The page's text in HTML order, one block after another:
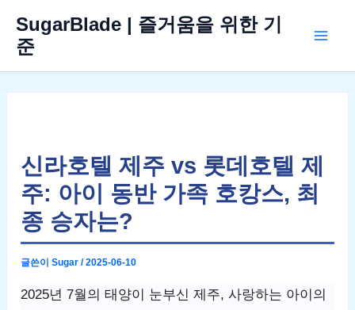
SugarBlade | 즐거움을 위한 기
준
신라호텔 제주 vs 롯데호텔 제
주: 아이 동반 가족 호캉스, 최
종 승자는?
글쓴이Sugar/2025-06-10
2025년 7월의 태양이 눈부신 제주, 사랑하는 아이의